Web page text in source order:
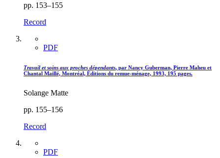
pp. 153–155
Record
PDF
Travail et soins aux proches dépendants, par Nancy Guberman, Pierre Maheu et
Chantal Maillé, Montréal, Éditions du remue-ménage, 1993, 195 pages.
Solange Matte
pp. 155–156
Record
PDF